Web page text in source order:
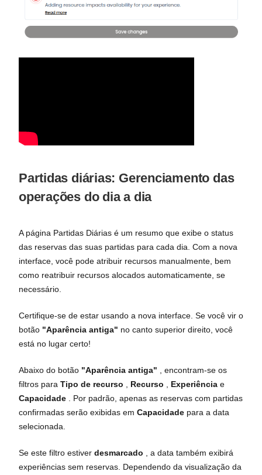
Partidas diárias: Gerenciamento das
operações do dia a dia
A página Partidas Diárias é um resumo que exibe o status
das reservas das suas partidas para cada dia. Com a nova
interface, você pode atribuir recursos manualmente, bem
como reatribuir recursos alocados automaticamente, se
necessário.
Certifique-se de estar usando a nova interface. Se você vir o
botão "Aparência antiga" no canto superior direito, você
está no lugar certo!
Abaixo do botão "Aparência antiga" , encontram-se os
filtros para Tipo de recurso Recurso Experiência e
Capacidade . Por padrão, apenas as reservas com partidas
confirmadas serão exibidas em Capacidade para a data
selecionada.
Se este filtro estiver desmarcado , a data também exibirá
experiências sem reservas. Dependendo da visualização da